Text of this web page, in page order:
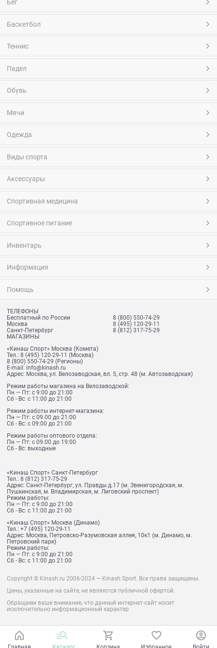
Бег
Баскетбол
Теннис
Падел
Обувь
Мячи
Одежда
Виды спорта
Аксессуары
Спортивная медицина
Спортивное питание
Инвентарь
Информация
Помощь
ТЕЛЕФОНЫ
Бесплатный по России
8 (800) 550-74-29
Москва
8 (495) 120-29-11
Санкт-Петербург
8 (812) 317-75-29
МАГАЗИНЫ
«Кинаш Спорт» Москва (Комета)
Тел.: 8 (495) 120-29-11 (Москва)
8 (800) 550-74-29 (Регионы)
E-mail: info@kinash.ru
Адрес: Москва, ул. Велозаводская, вл. 5, стр. 48 (м. Автозаводская)
Режим работы магазина на Велозаводской:
Пн — Пт: с 9:00 до 21:00
Сб - Вс: с 11:00 до 21:00
Режим работы интернет-магазина:
Пн — Пт: с 09.00 до 21:00
Сб - Вс: с 09:00 до 21:00
Режим работы оптового отдела:
Пн — Пт: с 09.00 до 19:00
Сб - Вс: выходные
«Кинаш Спорт» Санкт-Петербург
Тел.: 8 (812) 317-75-29
Адрес: Санкт-Петербург, ул. Правды д.17 (м. Звенигородская, м.
Пушкинская, м. Владимирская, м. Лиговский проспект)
Режим работы:
Пн — Пт: с 9:00 до 21:00
Сб - Вс: с 11:00 до 21:00
«Кинаш Спорт» Москва (Динамо)
Тел.: +7 (495) 120-29-11
Адрес: Москва, Петровско-Разумовская аллея, 10к1 (м. Динамо, м.
Петровский парк)
Режим работы:
Пн — Пт: с 9:00 до 21:00
Сб - Вс: с 11:00 до 21:00
Copyright © Kinash.ru 2006-2024 — Kinash Sport. Все права защищены.
Цены, указанные на сайте, не являются публичной офертой.
Обращаем ваше внимание, что данный интернет-сайт носит
исключительно информационный характер